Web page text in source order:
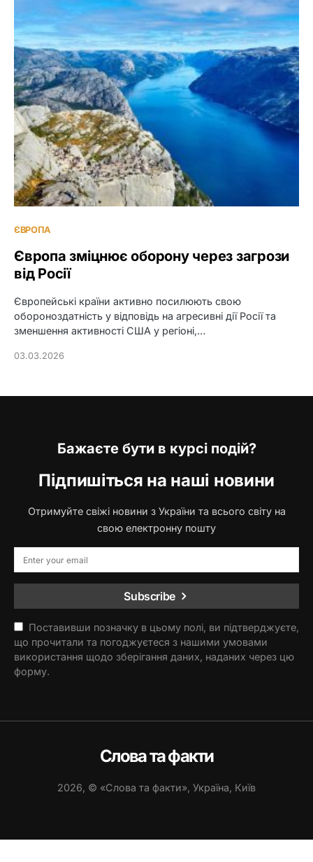
ЄВРОПА
Європа зміцнює оборону через загрози
від Росії
Європейські країни активно посилюють свою
обороноздатність у відповідь на агресивні дії Росії та
зменшення активності США у регіоні,…
03.03.2026
Бажаєте бути в курсі подій?
Підпишіться на наші новини
Отримуйте свіжі новини з України та всього світу на
свою електронну пошту
Subscribe
Поставивши позначку в цьому полі, ви підтверджуєте,
що прочитали та погоджуєтеся з нашими умовами
використання щодо зберігання даних, наданих через цю
форму.
Слова та факти
2026, © «Слова та факти», Україна, Київ